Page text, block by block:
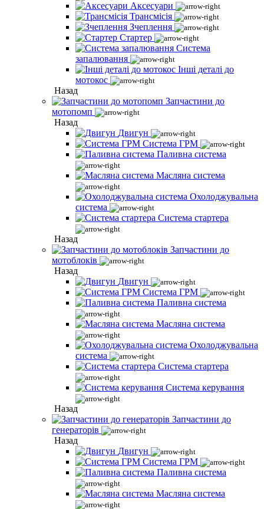
Аксесуари
Трансмісія
Зчеплення
Стартер
Система
запалювання
Інші деталі до
мотокос
Назад
Запчастини до
мотопомп
Назад
Двигун
Система ГРМ
Паливна система
Масляна система
Охолоджувальна
система
Система стартера
Назад
Запчастини до
мотоблоків
Назад
Двигун
Система ГРМ
Паливна система
Масляна система
Охолоджувальна
система
Система стартера
Система керування
Назад
Запчастини до
генераторів
Назад
Двигун
Система ГРМ
Паливна система
Масляна система